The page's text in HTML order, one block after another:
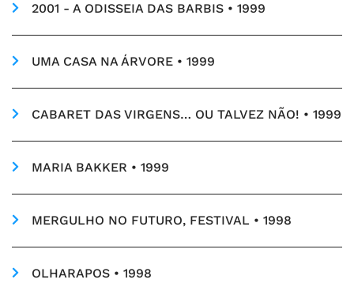
2001 - A ODISSEIA DAS BARBIS • 1999
UMA CASA NA ÁRVORE • 1999
CABARET DAS VIRGENS… OU TALVEZ NÃO! • 1999
MARIA BAKKER • 1999
MERGULHO NO FUTURO, FESTIVAL • 1998
OLHARAPOS • 1998